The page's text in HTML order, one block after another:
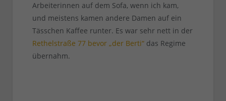
Arbeiterinnen auf dem Sofa, wenn ich kam,
und meistens kamen andere Damen auf ein
Tässchen Kaffee runter. Es war sehr nett in der
Rethelstraße 77 bevor „der Berti“das Regime
übernahm.